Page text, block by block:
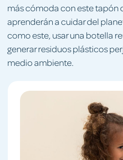
más cómoda con este tapón
aprenderán a cuidar del
como este, usar una botella
generar residuos plásticos
medio ambiente.